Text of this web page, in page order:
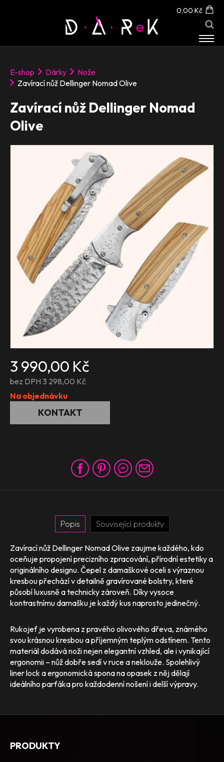
0,00 Kč
E-shop Dárky
Nože
Zavírací nůž Dellinger Nomad Olive
Zavírací nůž Dellinger Nomad
Olive
3 990,00 Kč
bez DPH 3 298,00 Kč
Na objednávku
KONTAKT
Popis Související produkty
Zavírací nůž Dellinger Nomad Olive zaujme každého, kdo
oceňuje propojení precizního zpracování, přírodní estetiky a
originálního designu. Čepel z damaškové oceli s výraznou
kresbou přechází v detailně gravírované bolstry, které
působí luxusně a technicky zároveň. Díky vysoce
kontrastnímu damašku je každý kus naprosto jedinečný.
Rukojeť je vyrobena z pravého olivového dřeva, známého
svou krásnou kresbou a příjemným teplým odstínem. Tento
materiál dodává noži nejen elegantní vzhled, ale i vynikající
ergonomii – nůž dobře sedí v ruce a neklouže. Spolehlivý
liner lock a ergonomická spona na opasek z něj dělají
ideálního parťáka pro každodenní nošení i delší výpravy.
PRODUKTY